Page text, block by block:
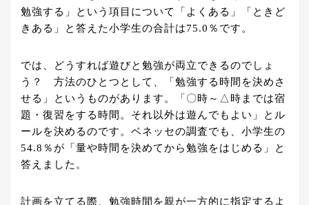
勉強する」という項目について「よくある」「ときど
きある」と答えた小学生の合計は75.0％です。
では、どうすれば遊びと勉強が両立できるのでしょ
う？ 方法のひとつとして、「勉強する時間を決めさ
せる」というものがあります。「〇時～△時までは宿
題・復習をする時間。それ以外は遊んでもよい」とル
ールを決めるのです。ベネッセの調査でも、小学生の
54.8％が「量や時間を決めてから勉強をはじめる」と
答えました。
計画を立てる際、勉強時間を親が一方的に指定するよ